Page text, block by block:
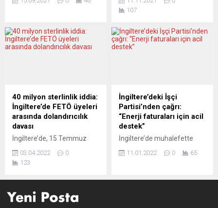
Borrell, Lübnan’daki yeni
koşuluyla AB’nin bu ülkeye
destek taahhüdünü yineledi.
gelen patlamanın ülkedeki
siyasi ve ekonomik krizi
gözler önüne serdiğini
söyledi. Borrell,...
resimleri tartışmaları
alevlendirdi. Mladic’in Sırp
sürülen duvar resmine bir
kova kireç döküldü.
Bakanlığının koruma altına
aldığı duvar resmine kireç
döken Sosyal Demokrat
Parti üyelerinden Djordjo
107
40 milyon sterlinlik iddia:
İngiltere’de FETÖ üyeleri
arasında dolandırıcılık
davası
İngiltere’de, 15 Temmuz
kritik ismi Adil Öksüz’ün
akrabası Selman Türk’ün,
hapis cezası alan İlhan
03.04.2022
0
123
İngiltere’deki İşçi
Partisi’nden çağrı:
“Enerji faturaları için acil
destek”
İngiltere’de muhalefette
enerji fiyatları karşısından
11.01.2022 0 65